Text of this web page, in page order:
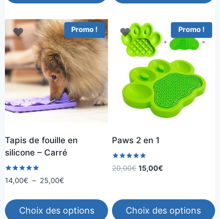
Promo !
Tapis de fouille en
silicone – Carré
Note
5.00
14,00€ – 25,00€
14,00€
Choix des options
Promo !
Paws 2 en 1
Note
5.00
20,00€ Le
était :
20,00€.
15,00€
est :
15,00€.
Choix des options